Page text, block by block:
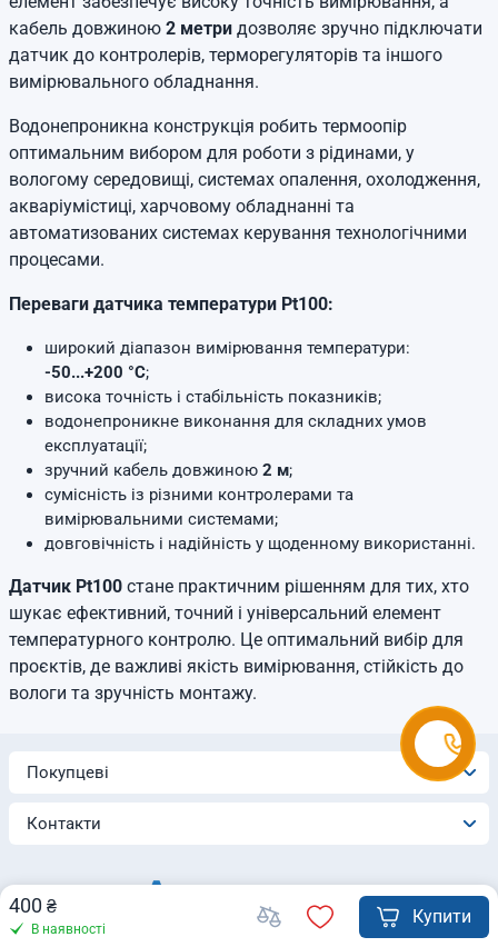
кабель довжиною 2 метри дозволяє зручно підключати
датчик до контролерів, терморегуляторів та іншого
вимірювального обладнання.
Водонепроникна конструкція робить термоопір
оптимальним вибором для роботи з рідинами, у
вологому середовищі, системах опалення, охолодження,
акваріумістиці, харчовому обладнанні та
автоматизованих системах керування технологічними
процесами.
Переваги датчика температури Pt100:
широкий діапазон вимірювання температури:
-50...+200 °C;
висока точність і стабільність показників;
водонепроникне виконання для складних умов
експлуатації;
зручний кабель довжиною 2 м;
сумісність із різними контролерами та
вимірювальними системами;
довговічність і надійність у щоденному використанні.
Датчик Pt100 стане практичним рішенням для тих, хто
шукає ефективний, точний і універсальний елемент
температурного контролю. Це оптимальний вибір для
проєктів, де важливі якість вимірювання, стійкість до
вологи та зручність монтажу.
400 ₴
В наявності
Купити
Покупцеві
Контакти
© 2026 Інтернет-магазин «Automatica»